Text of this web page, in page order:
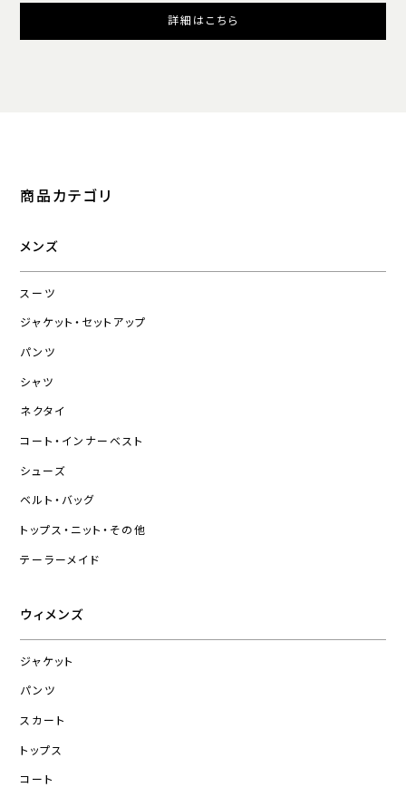
詳細はこちら
商品カテゴリ
メンズ
スーツ
ジャケット・セットアップ
パンツ
シャツ
ネクタイ
コート・インナーベスト
シューズ
ベルト・バッグ
トップス・ニット・その他
テーラーメイド
ウィメンズ
ジャケット
パンツ
スカート
トップス
コート